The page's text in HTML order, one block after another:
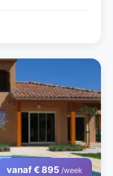
vanaf € 895 /week